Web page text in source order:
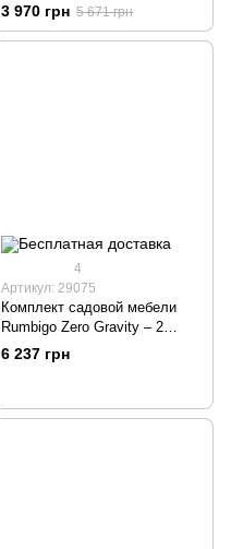
3 970 грн 5 671 грн
4
Артикул: 29075
Комплект садовой мебели
Rumbigo Zero Gravity – 2
шезлонга и столик для
отдыха, нагрузка до 120 кг
6 237 грн